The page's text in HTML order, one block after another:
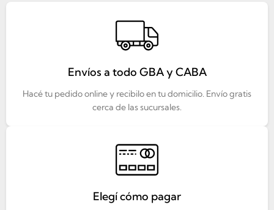
Envíos a todo GBA y CABA
Hacé tu pedido online y recibilo en tu domicilio. Envío gratis
cerca de las sucursales.
Elegí cómo pagar